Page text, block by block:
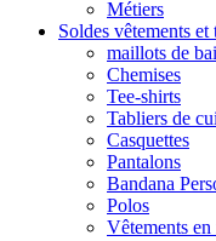
Métiers
Soldes vêtements et
maillots de
Chemises
Tee-shirts
Tabliers de
Casquettes
Pantalons
Bandana
Polos
Vêtements